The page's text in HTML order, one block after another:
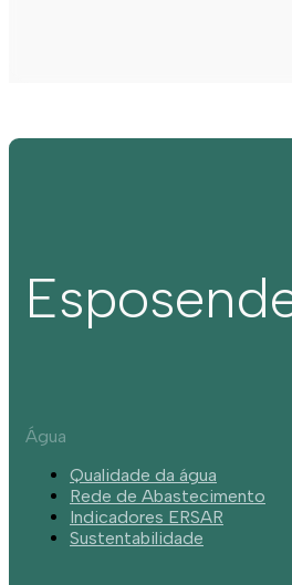
Água
Qualidade da água
Rede de Abastecimento
Indicadores ERSAR
Sustentabilidade